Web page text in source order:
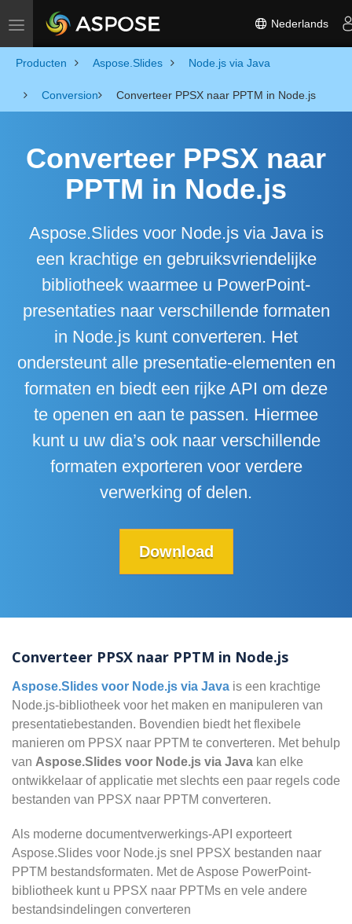
Toggle navigation Nederlands
Producten Aspose.Slides Node.js via Java
Conversion Converteer PPSX naar PPTM in Node.js
Converteer PPSX naar
PPTM in Node.js
Aspose.Slides voor Node.js via Java is
een krachtige en gebruiksvriendelijke
bibliotheek waarmee u PowerPoint-
presentaties naar verschillende formaten
in Node.js kunt converteren. Het
ondersteunt alle presentatie-elementen en
formaten en biedt een rijke API om deze
te openen en aan te passen. Hiermee
kunt u uw dia’s ook naar verschillende
formaten exporteren voor verdere
verwerking of delen.
Download
Converteer PPSX naar PPTM in Node.js
Aspose.Slides voor Node.js via Java is een krachtige
Node.js-bibliotheek voor het maken en manipuleren van
presentatiebestanden. Bovendien biedt het flexibele
manieren om PPSX naar PPTM te converteren. Met behulp
van Aspose.Slides voor Node.js via Java kan elke
ontwikkelaar of applicatie met slechts een paar regels code
bestanden van PPSX naar PPTM converteren.
Als moderne documentverwerkings-API exporteert
Aspose.Slides voor Node.js snel PPSX bestanden naar
PPTM bestandsformaten. Met de Aspose PowerPoint-
bibliotheek kunt u PPSX naar PPTMs en vele andere
bestandsindelingen converteren